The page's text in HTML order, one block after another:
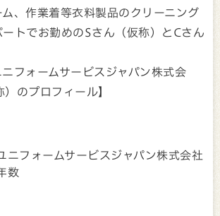
、作業着等衣料製品のクリーニング
トでお勤めのSさん（仮称）とCさん
ニフォームサービスジャパン株式会
のプロフィール】
ニフォームサービスジャパン株式会社
数